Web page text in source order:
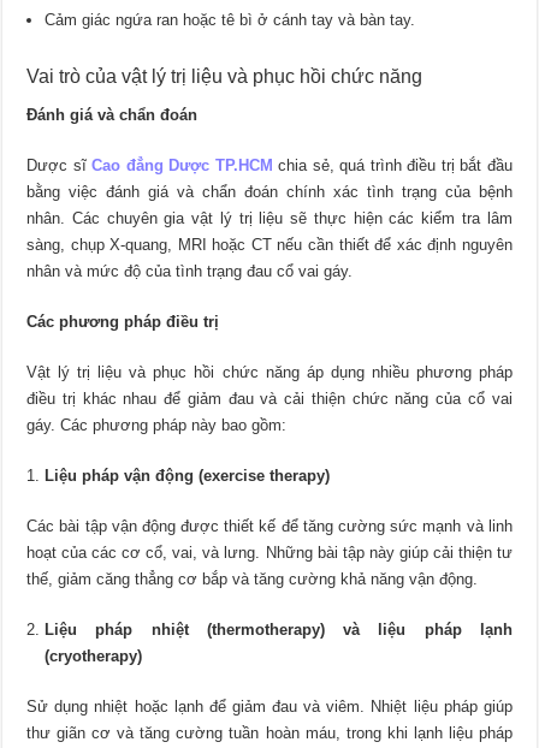
Cảm giác ngứa ran hoặc tê bì ở cánh tay và bàn tay.
Vai trò của vật lý trị liệu và phục hồi chức năng
Đánh giá và chẩn đoán
Dược sĩCao đẳng Dược TP.HCM chia sẻ, quá trình điều trị bắt đầu
bằng việc đánh giá và chẩn đoán chính xác tình trạng của bệnh
nhân. Các chuyên gia vật lý trị liệu sẽ thực hiện các kiểm tra lâm
sàng, chụp X-quang, MRI hoặc CT nếu cần thiết để xác định nguyên
nhân và mức độ của tình trạng đau cổ vai gáy.
Các phương pháp điều trị
Vật lý trị liệu và phục hồi chức năng áp dụng nhiều phương pháp
điều trị khác nhau để giảm đau và cải thiện chức năng của cổ vai
gáy. Các phương pháp này bao gồm:
Liệu pháp vận động (exercise therapy)
Các bài tập vận động được thiết kế để tăng cường sức mạnh và linh
hoạt của các cơ cổ, vai, và lưng. Những bài tập này giúp cải thiện tư
thế, giảm căng thẳng cơ bắp và tăng cường khả năng vận động.
Liệu pháp nhiệt (thermotherapy) và liệu pháp lạnh
(cryotherapy)
Sử dụng nhiệt hoặc lạnh để giảm đau và viêm. Nhiệt liệu pháp giúp
thư giãn cơ và tăng cường tuần hoàn máu, trong khi lạnh liệu pháp